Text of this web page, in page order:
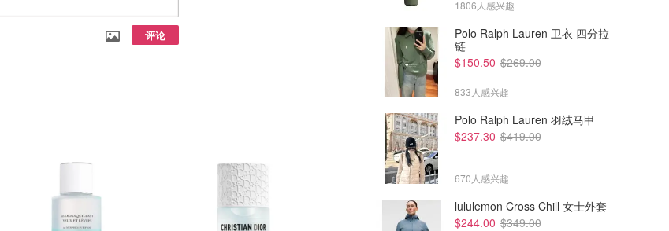
评论
1806人感兴趣
Polo Ralph Lauren 卫衣 四分拉
链
$150.50 $269.00
833人感兴趣
Polo Ralph Lauren 羽绒马甲
$237.30 $419.00
670人感兴趣
lululemon Cross Chill 女士外套
$244.00 $349.00